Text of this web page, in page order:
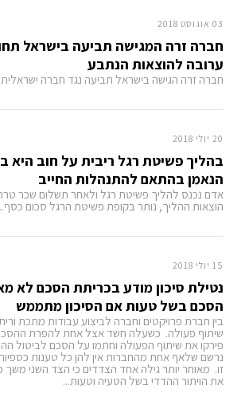
03 אוגוסט 2018
חברה זרה המגישה תביעה בישראל
ערובה להוצאות הנתבע
חברה זרה הגישה בישראל תביעה נגד חברה
20 יולי 2018
בהליך פשיטת רגל ריבית על חוב היא
הנאמן בהתאם להתנהלות החייב
אדם נכנס להליך פשיטת רגל ולאחר תשלום שכר
הוצאות ההליך, נותר בקופת פשיטת הרגל סכום
15 יולי 2018
נטילת סיכון מודע בכריתת הסכם לא
הסכם בשל טעות אם הסיכון מתממש
בין חברת פרויקטים וחברה לביצוע עבודות מתכת
שיתוף פעולה. כשעלה חשד אצל אחת להפרת ההסכם
פירקו את שיתוף הפעולה וחתמו על הסכם לביטול
נרשם שלאף אחת מהחברות אין להן כל טענות
זו. מאוחר יותר גילה אחד הצדדים כי הצד השני
את הויתור ההדדי בשל הטעיה וטעות...